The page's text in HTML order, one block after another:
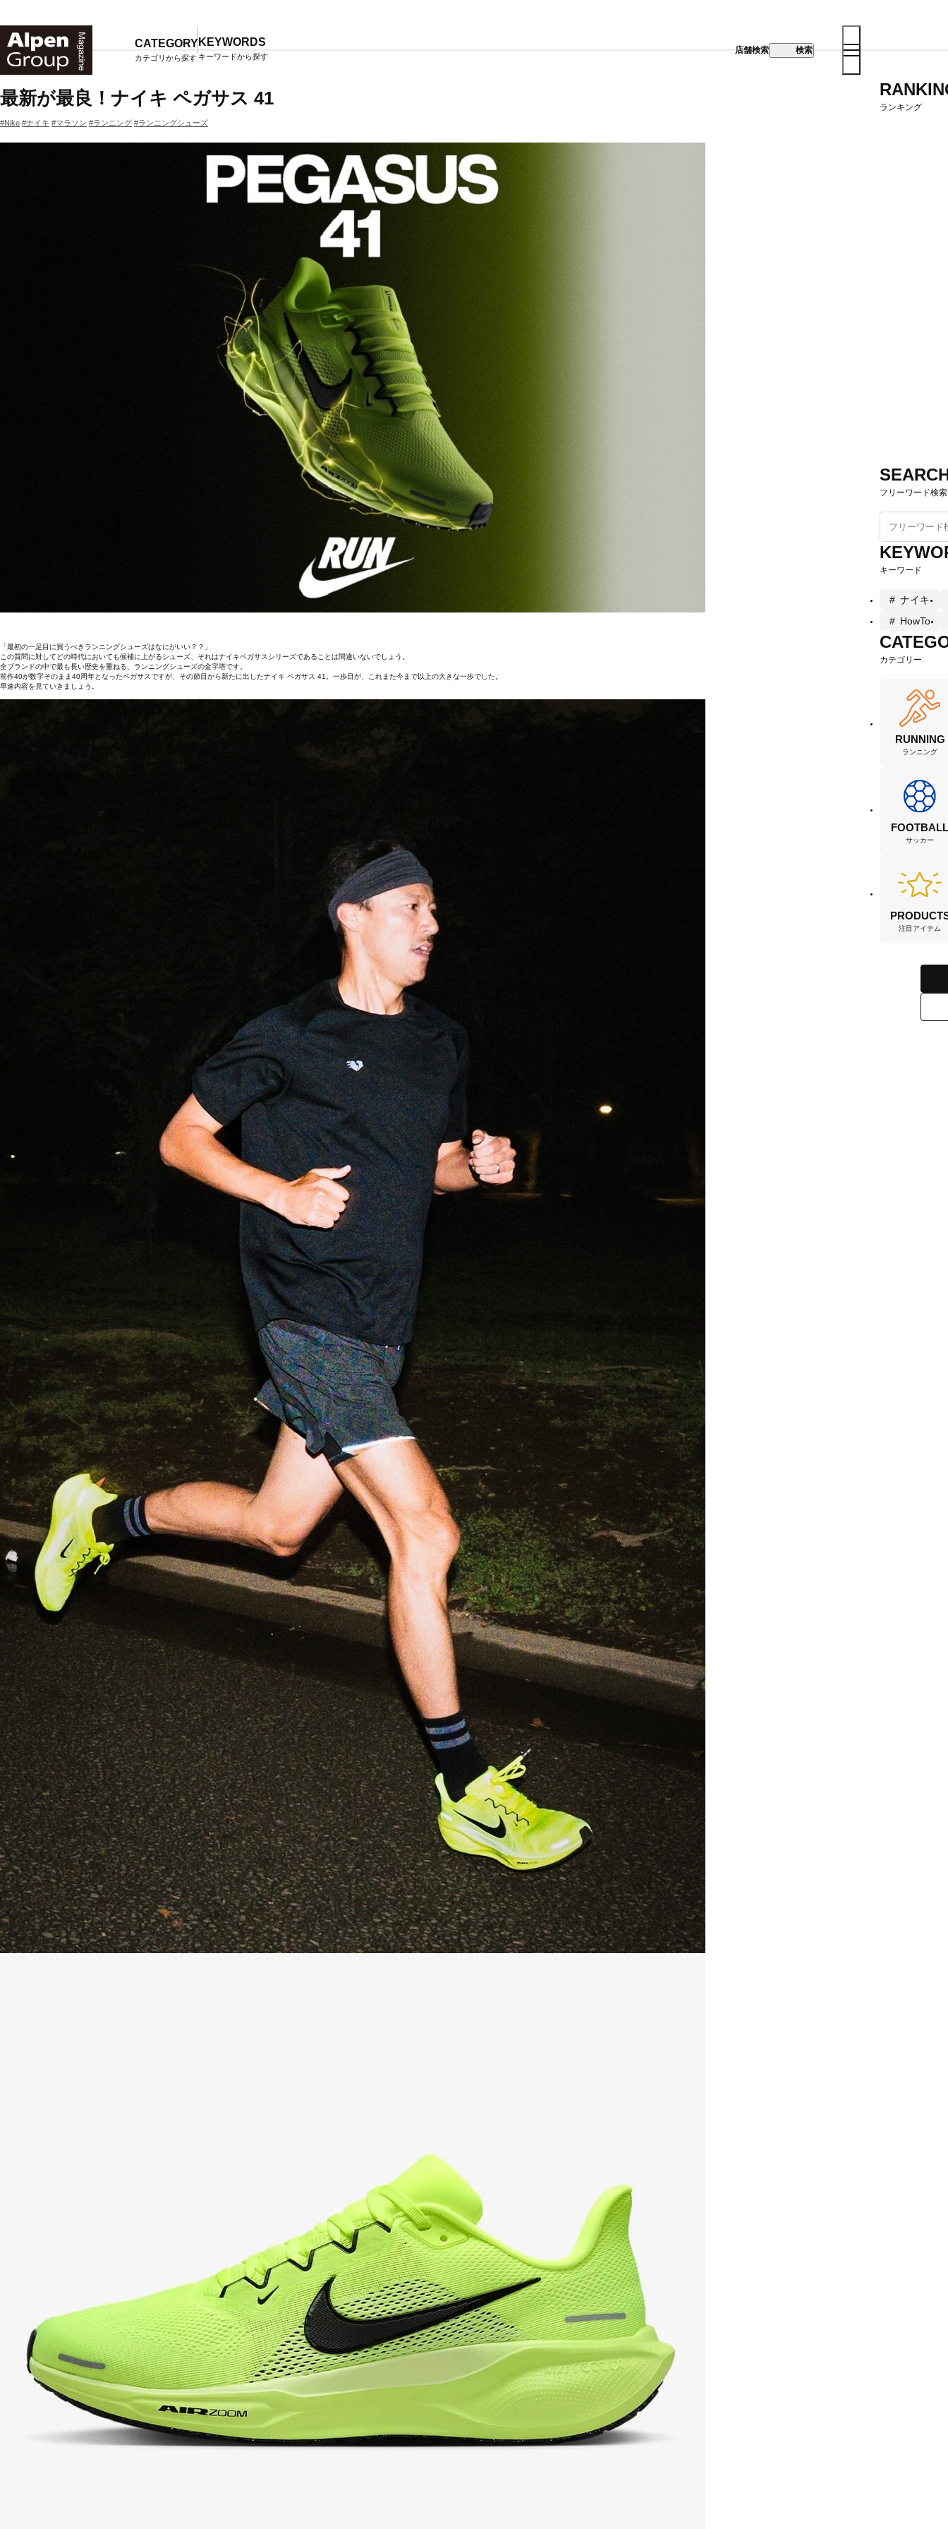
CATEGORY
カテゴリから探す
KEYWORDS
キーワードから探す
店舗検索 検索
TOP マガジン一覧
最新が最良！ナイキ ペガサス 41
#Nike #ナイキ #マラソン #ランニング #ランニングシューズ
「最初の一足目に買うべきランニングシューズはなにがいい？？」
この質問に対してどの時代においても候補に上がるシューズ、それはナイキペガサスシリーズであることは間違いないでしょう。
全ブランドの中で最も長い歴史を重ねる、ランニングシューズの金字塔です。
前作40が数字そのまま40周年となったペガサスですが、その節目から新たに出したナイキ ペガサス 41。一歩目が、これまた今まで以上の大きな一歩でした。
早速内容を見ていきましょう。
ランキング
フリーワード検索
キーワード
ナイキ
HowTo
カテゴリー
RUNNING
ランニング
FOOTBALL
サッカー
注目アイテム